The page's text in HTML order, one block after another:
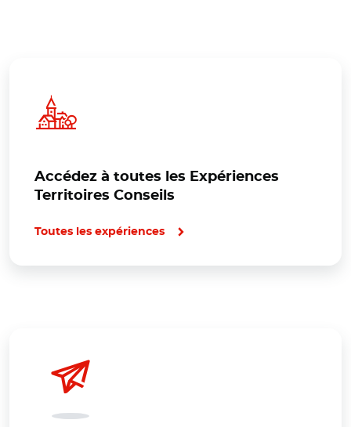
Accédez à toutes les Expériences
Territoires Conseils
Toutes les expériences